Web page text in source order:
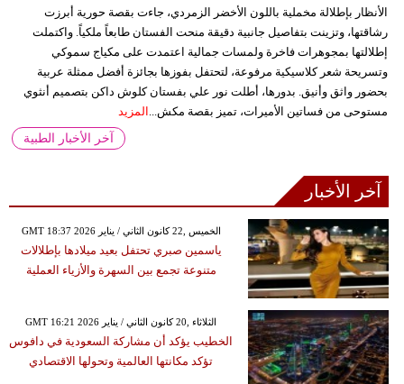
الأنظار بإطلالة مخملية باللون الأخضر الزمردي، جاءت بقصة حورية أبرزت
رشاقتها، وتزينت بتفاصيل جانبية دقيقة منحت الفستان طابعاً ملكياً. واكتملت
إطلالتها بمجوهرات فاخرة ولمسات جمالية اعتمدت على مكياج سموكي
وتسريحة شعر كلاسيكية مرفوعة، لتحتفل بفوزها بجائزة أفضل ممثلة عربية
بحضور واثق وأنيق. بدورها، أطلت نور علي بفستان كلوش داكن بتصميم أنثوي
مستوحى من فساتين الأميرات، تميز بقصة مكش... المزيد
آخر الأخبار الطبية
آخر الأخبار
GMT 18:37 2026 الخميس ,22 كانون الثاني / يناير
ياسمين صبري تحتفل بعيد ميلادها بإطلالات
متنوعة تجمع بين السهرة والأزياء العملية
GMT 16:21 2026 الثلاثاء ,20 كانون الثاني / يناير
الخطيب يؤكد أن مشاركة السعودية في دافوس
تؤكد مكانتها العالمية وتحولها الاقتصادي